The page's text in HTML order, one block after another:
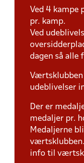
Ved 4 kampe
pr. kamp.
Ved
dagen så alle
udeblivelser
Der er
medaljer pr.
Medaljerne
info til